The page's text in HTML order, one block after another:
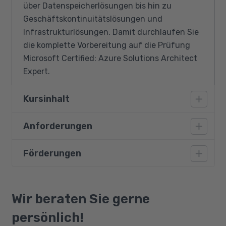
über Datenspeicherlösungen bis hin zu
Geschäftskontinuitätslösungen und
Infrastrukturlösungen. Damit durchlaufen Sie
die komplette Vorbereitung auf die Prüfung
Microsoft Certified: Azure Solutions Architect
Expert.
Kursinhalt
Entwerfen von Identitäts-, Governance-
Entwerfen von Datenspeicherlösungen
Entwerfen von Infrastrukturlösungen
Anforderungen
Teilnehmende müssen über gute
Maßnahme mit englischer Doku durchgeführt
wird. Sie sollten fortgeschrittene Erfahrung
und Kenntnisse des IT-Betriebs mitbringen,
Förderungen
Qualifizierungschancengesetz
Berufliche Rehabilitation
Wir beraten Sie gerne
persönlich!